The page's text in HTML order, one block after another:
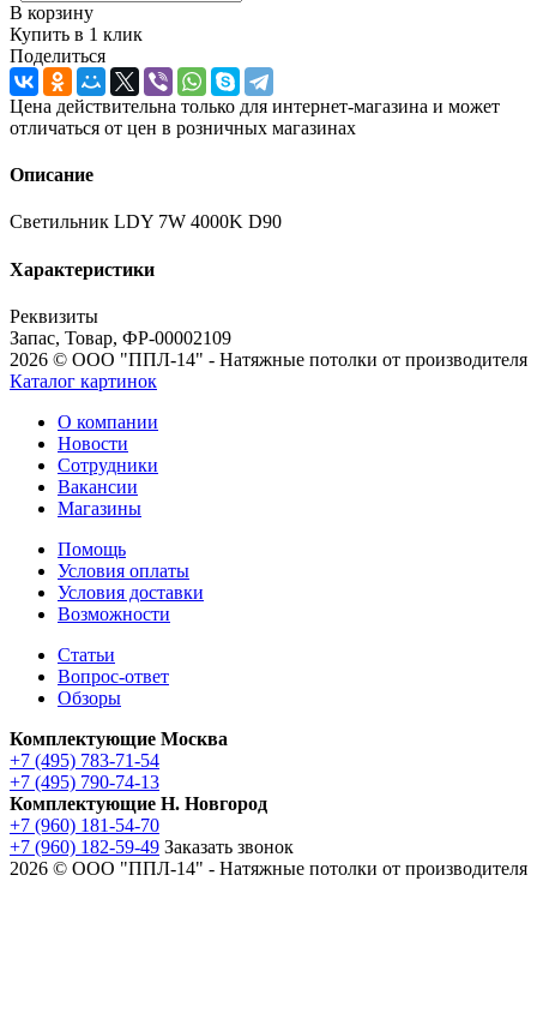
В корзину
Купить в 1 клик
Поделиться
Цена действительна только для интернет-магазина и может
отличаться от цен в розничных магазинах
Описание
Светильник LDY 7W 4000K D90
Характеристики
Реквизиты
Запас, Товар, ФР-00002109
2026 © ООО "ППЛ-14" - Натяжные потолки от производителя
Каталог картинок
О компании
Новости
Сотрудники
Вакансии
Магазины
Помощь
Условия оплаты
Условия доставки
Возможности
Статьи
Вопрос-ответ
Обзоры
Комплектующие Москва
+7 (495) 783-71-54
+7 (495) 790-74-13
Комплектующие Н. Новгород
+7 (960) 181-54-70
+7 (960) 182-59-49 Заказать звонок
2026 © ООО "ППЛ-14" - Натяжные потолки от производителя